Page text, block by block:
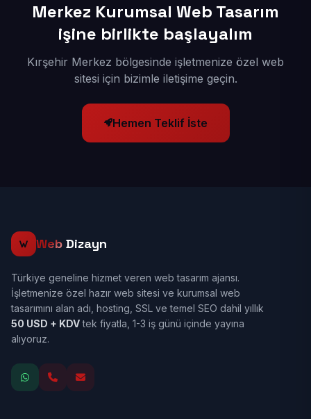
Merkez Kurumsal Web Tasarım
işine birlikte başlayalım
Kırşehir Merkez bölgesinde işletmenize özel web
sitesi için bizimle iletişime geçin.
Hemen Teklif İste
Web Dizayn
Türkiye geneline hizmet veren web tasarım ajansı.
İşletmenize özel hazır web sitesi ve kurumsal web
tasarımını alan adı, hosting, SSL ve temel SEO dahil yıllık
50 USD + KDVtek fiyatla, 1-3 iş günü içinde yayına
alıyoruz.